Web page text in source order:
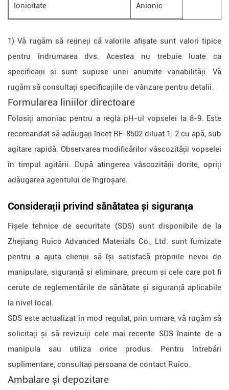
Ionicitate Anionic
1) Vă rugăm să rețineți că valorile afișate sunt valori tipice
pentru îndrumarea dvs. Acestea nu trebuie luate ca
specificații și sunt supuse unei anumite variabilități. Vă
rugăm să consultați specificațiile de vânzare pentru detalii.
Formularea liniilor directoare
Folosiți amoniac pentru a regla pH-ul vopselei la 8-9. Este
recomandat să adăugați încet RF-8502 diluat 1: 2 cu apă, sub
agitare rapidă. Observarea modificărilor vâscozității vopselei
în timpul agitării. După atingerea vâscozității dorite, opriți
adăugarea agentului de îngroșare.
Considerații privind sănătatea și siguranța
Fișele tehnice de securitate (SDS) sunt disponibile de la
Zhejiang Ruico Advanced Materials Co., Ltd. sunt furnizate
pentru a ajuta clienții să își satisfacă propriile nevoi de
manipulare, siguranță și eliminare, precum și cele care pot fi
cerute de reglementările de sănătate și siguranță aplicabile
la nivel local.
SDS este actualizat în mod regulat, prin urmare, vă rugăm să
solicitați și să revizuiți cele mai recente SDS înainte de a
manipula sau utiliza orice produs. Pentru întrebări
suplimentare, consultați persoana de contact Ruico.
Ambalare și depozitare